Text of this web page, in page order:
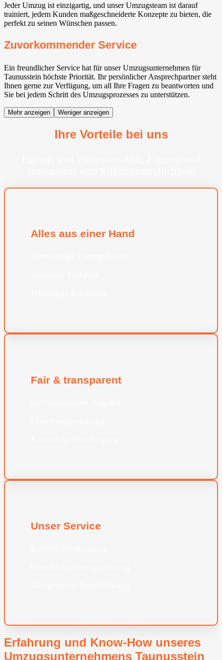
Jeder Umzug ist einzigartig, und unser Umzugsteam ist darauf
trainiert, jedem Kunden maßgeschneiderte Konzepte zu bieten, die
perfekt zu seinen Wünschen passen.
Zuvorkommender Service
Ein freundlicher Service hat für unser Umzugsunternehmen für
Taunusstein höchste Priorität. Ihr persönlicher Ansprechpartner steht
Ihnen gerne zur Verfügung, um all Ihre Fragen zu beantworten und
Sie bei jedem Schritt des Umzugsprozesses zu unterstützen.
Mehr anzeigen Weniger anzeigen
Ihre Vorteile bei uns
Alles aus einer Hand
Fair & transparent
Unser Service
Erfahrung und Know-How unseres
Umzugsunternehmens Taunusstein